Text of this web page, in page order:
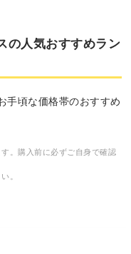
の人気おすすめラン
手頃な価格帯のおすすめ
。購入前に必ずご自身で確認
。